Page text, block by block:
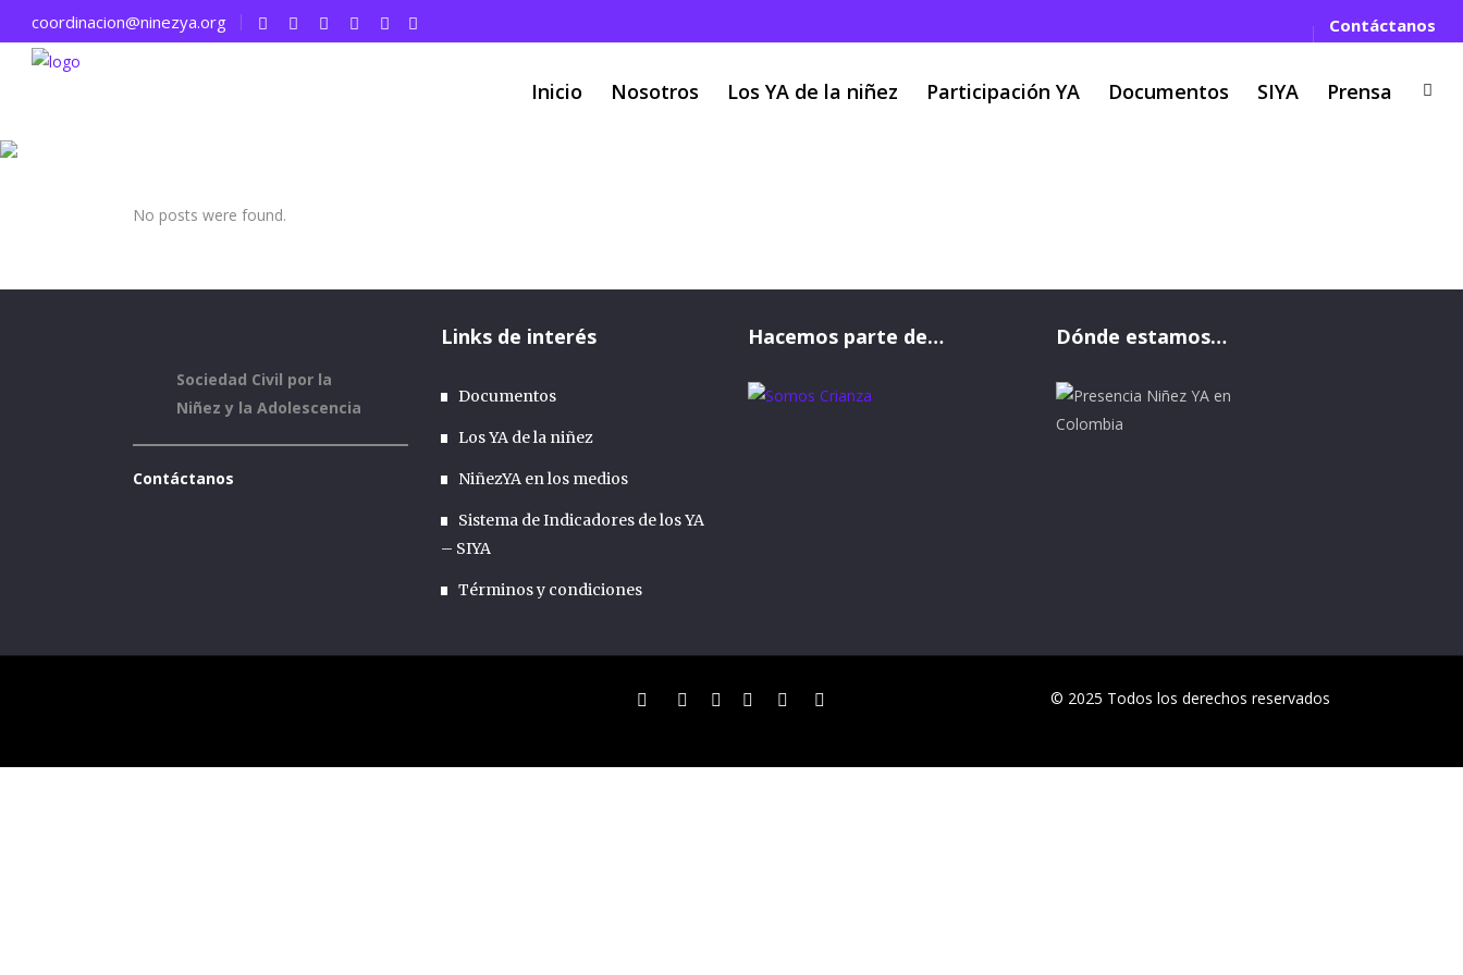
coordinacion@ninezya.org Contáctanos
Inicio Nosotros Los YA de la niñez Participación YA Documentos SIYA Prensa
No posts were found.
Sociedad Civil por la
Niñez y la Adolescencia
Contáctanos
Links de interés
Documentos
Los YA de la niñez
NiñezYA en los medios
Sistema de Indicadores de los YA
– SIYA
Términos y condiciones
Hacemos parte de… Dónde estamos…
© 2025 Todos los derechos reservados